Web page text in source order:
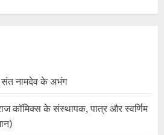
संत नामदेव के अभंग
कॉमिक्स के संस्थापक, पात्र और स्वर्णिम